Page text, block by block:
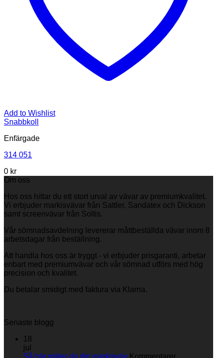
Add to Wishlist
Snabbkoll
Enfärgade
314 051
0 kr
Om oss
Hos oss hittar du ett stort urval av vävar av premiumkvalitet.
Vi erbjuder markisvävar från Sattler, Sandatex och Dickson
samt screenvävar från Soltis.
Vår sömnadsavdelning levererar måttbeställda vävar inom 8
arbetsdagar från beställning.
Att handla hos oss är tryggt - vi erbjuder prisgaranti, arbetar
enbart med premiumvävar och vår sömnad utförs med hög
precision och kvalitet.
Du betalar smidigt med faktura via Klarna.
Senaste blogg
18
jul
Så här mäter du din markisväv Kommentarer